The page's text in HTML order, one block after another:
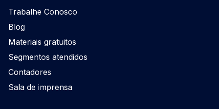
Trabalhe Conosco
Blog
Materiais gratuitos
Segmentos atendidos
Contadores
Sala de imprensa